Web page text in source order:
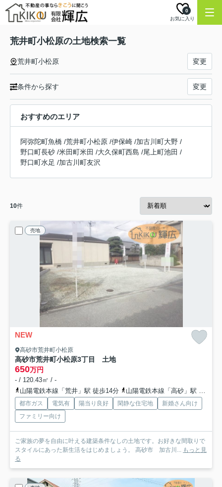
お気に入り
0
荒井町小松原の土地検索一覧
荒井町小松原 変更
条件から探す 変更
おすすめのエリア
阿弥陀町魚橋 /荒井町小松原 /伊保崎 /加古川町大野 /
野口町長砂 /米田町米田 /大久保町西島 /尾上町池田 /
野口町水足 /加古川町友沢
10件
売地
NEW
高砂市荒井町小松原
高砂市荒井町小松原3丁目 土地
650万円
- / 120.43㎡ / -
山陽電鉄本線「荒井」駅 徒歩14分
山陽電鉄本線「高砂」駅 徒歩16分
都市ガス 電気有 陽当り良好 閑静な住宅地
新婚さん向け
ファミリー向け
ご家族の夢を自由に叶える建築条件なしの土地です。お好きな間取りで
スタイルにあった新生活をはじめましょう。 高砂市 加古川... もっと見
る